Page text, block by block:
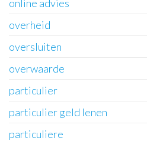
online advies
overheid
oversluiten
overwaarde
particulier
particulier geld lenen
particuliere